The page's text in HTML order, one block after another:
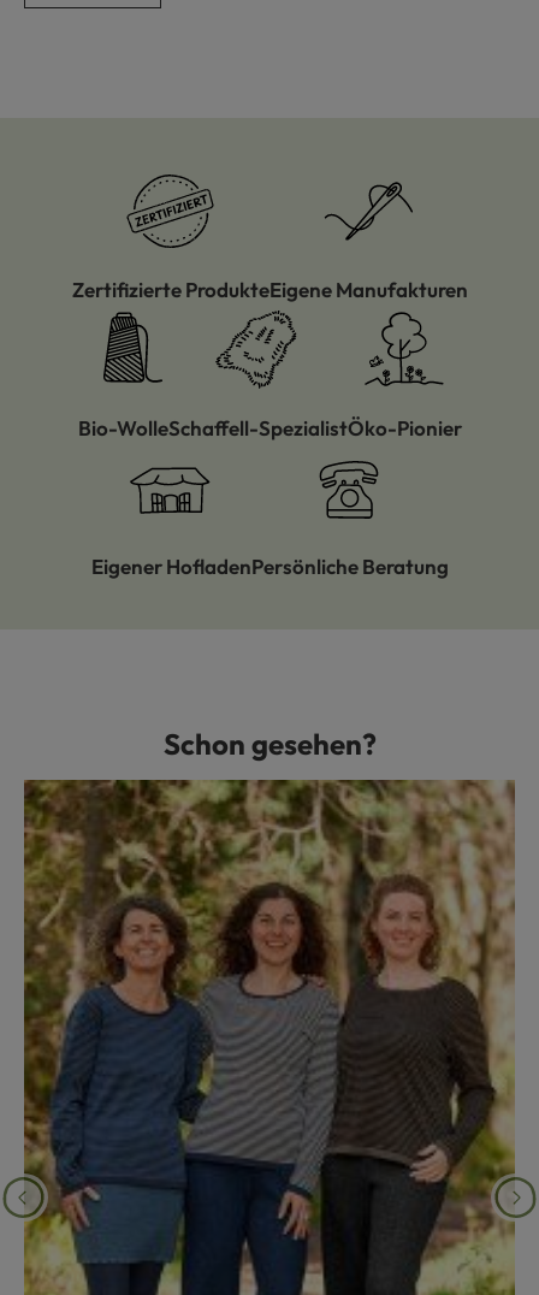
Zertifizierte ProdukteEigene Manufakturen
Bio-WolleSchaffell-SpezialistÖko-Pionier
Eigener HofladenPersönliche Beratung
Produktgalerie überspringenSchon gesehen?